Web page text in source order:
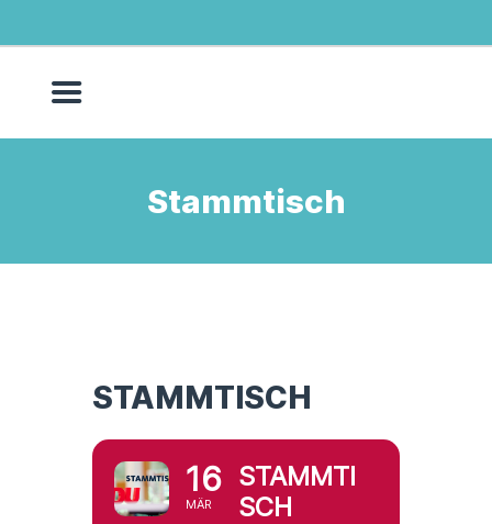
Stammtisch
MOIN!
AKTUELLES
STAMMTISCH
16
MÄR
STAMMTI
SCH